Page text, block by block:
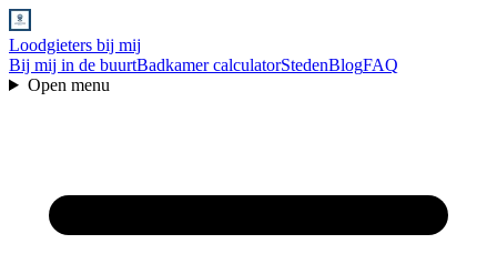
Loodgieters bij mij
Bij mij in de buurtBadkamer calculatorStedenBlogFAQ
Open menu